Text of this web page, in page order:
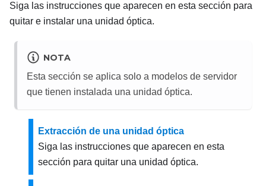
Siga las instrucciones que aparecen en esta sección para
quitar e instalar una unidad óptica.
NOTA
Esta sección se aplica solo a modelos de servidor
que tienen instalada una unidad óptica.
Extracción de una unidad óptica
Siga las instrucciones que aparecen en esta
sección para quitar una unidad óptica.